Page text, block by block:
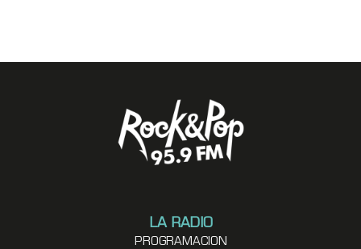
LA RADIO
PROGRAMACION